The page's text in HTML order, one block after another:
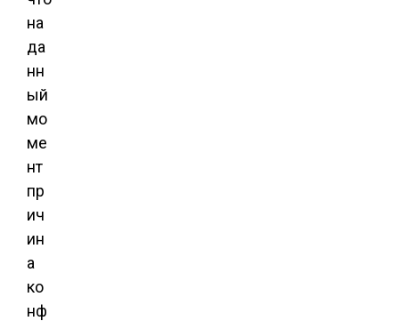
на
да
нн
ый
мо
ме
нт
пр
ич
ин
а
ко
нф